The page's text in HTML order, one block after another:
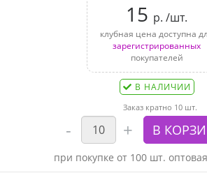
15 р. /шт.
клубная цена доступна
зарегистрированных
покупателей
В НАЛИЧИИ
Заказ кратно 10 шт.
при покупке от 100 шт.